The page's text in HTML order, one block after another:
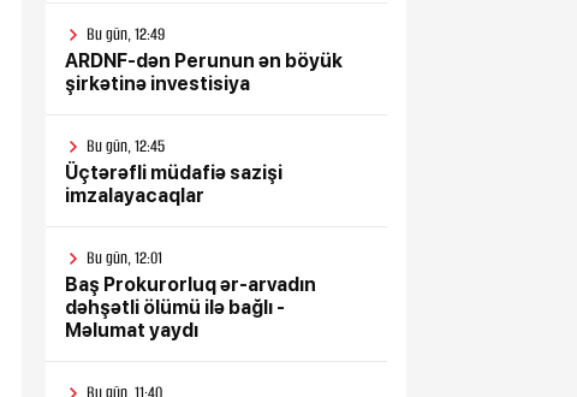
Bu gün, 12:49
ARDNF-dən Perunun ən böyük
şirkətinə investisiya
Bu gün, 12:45
Üçtərəfli müdafiə sazişi
imzalayacaqlar
Bu gün, 12:01
Baş Prokurorluq ər-arvadın
dəhşətli ölümü ilə bağlı -
Məlumat yaydı